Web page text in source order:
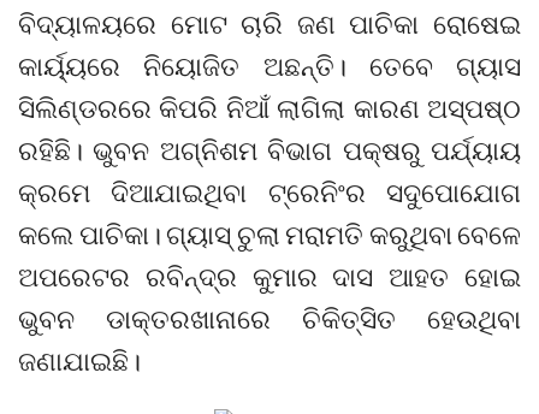
ବିଦ୍ୟାଳୟରେ ମୋଟ ଚାରି ଜଣ ପାଚିକା ରୋଷେଇ
କାର୍ୟ୍ୟରେ ନିୟୋଜିତ ଅଛନ୍ତି। ତେବେ ଗ୍ୟାସ
ସିଲିଣ୍ଡରରେ କିପରି ନିଆଁ ଲାଗିଲା କାରଣ ଅସ୍ପଷ୍ଠ
ରହିଛି। ଭୁବନ ଅଗ୍ନିଶମ ବିଭାଗ ପକ୍ଷରୁ ପର୍ଯ୍ୟାୟ
କ୍ରମେ ଦିଆଯାଇଥିବା ଟ୍ରେନିଂର ସଦୁପୋଯୋଗ
କଲେ ପାଚିକା। ଗ୍ୟାସ୍ ଚୁଲା ମରାମତି କରୁଥିବା ବେଳେ
ଅପରେଟର ରବିନ୍ଦ୍ର କୁମାର ଦାସ ଆହତ ହୋଇ
ଭୁବନ ଡାକ୍ତରଖାନାରେ ଚିକିତ୍ସିତ ହେଉଥିବା
ଜଣାଯାଇଛି।